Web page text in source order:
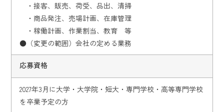
・接客、販売、荷受、品出、清掃
・商品発注、売場計画、在庫管理
・稼働計画、作業割当、教育 等
●（変更の範囲）会社の定める業務
応募資格
2027年3月に大学・大学院・短大・専門学校・高等専門学校
を卒業予定の方